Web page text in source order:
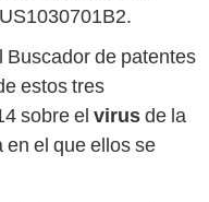
Buscador de patentes
estos tres
sobre el virusde la
el que ellos se